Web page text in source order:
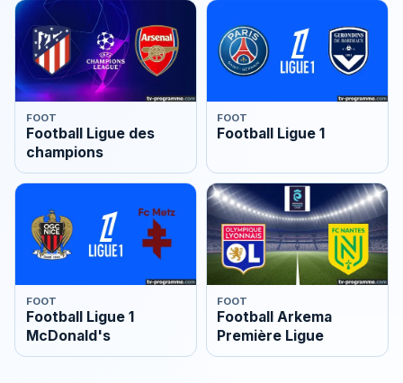
FOOT
Football Ligue des
champions
FOOT
Football Ligue 1
FOOT
Football Ligue 1
McDonald's
FOOT
Football Arkema
Première Ligue